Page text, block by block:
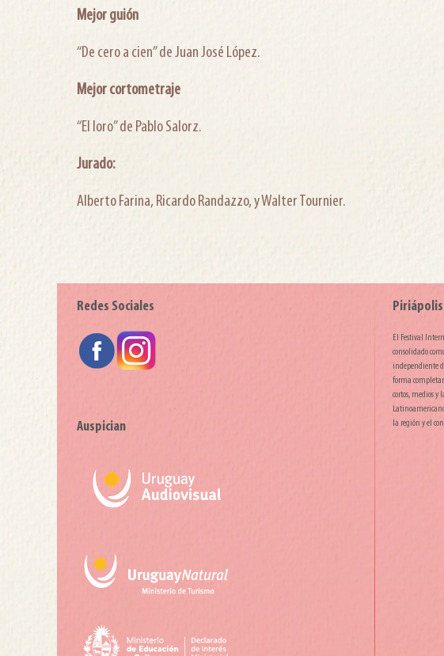
Mejor guión
“De cero a cien” de Juan José López.
Mejor cortometraje
“El loro” de Pablo Salorz.
Jurado:
Alberto Farina, Ricardo Randazzo, y Walter Tournier.
Redes Sociales
Auspician
El Festival
consolidado
independiente
forma
cortos, medios y
la región y el